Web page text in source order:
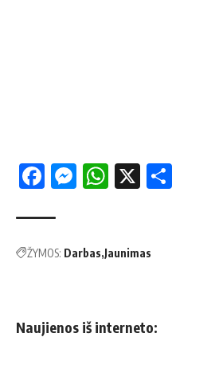
Facebook
Messenger
WhatsApp
X
ŽYMOS: Darbas Jaunimas
Naujienos iš interneto: